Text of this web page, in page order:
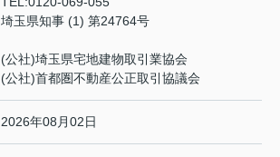
埼玉県知事 (1) 第24764号
(公社)埼玉県宅地建物取引業協会
(公社)首都圏不動産公正取引協議会
2026年08月02日